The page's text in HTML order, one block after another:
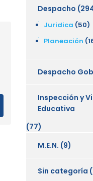
Despacho
Juridica (50)
Planeación
Despacho
Inspección y
Educativa
(77)
M.E.N. (9)
Sin categoría